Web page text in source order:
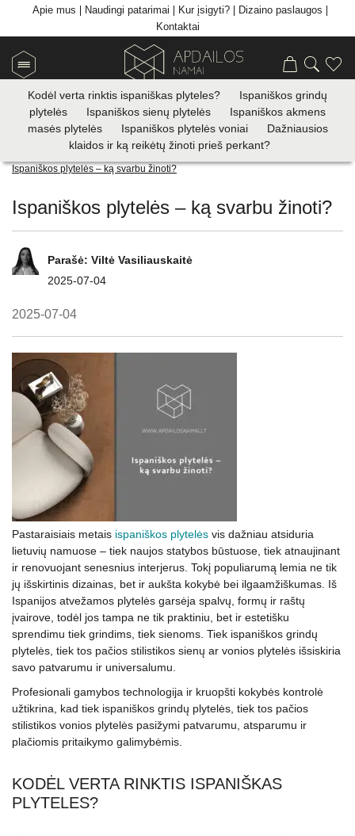
Apie mus Naudingi patarimai Kur įsigyti?
Dizaino paslaugos
Kontaktai
Apdailos plytelių prekyba> Visi patarimai >
Ispaniškos plytelės – ką svarbu žinoti?
Kodėl verta rinktis ispaniškas plyteles?
Ispaniškos grindų
plytelės
Ispaniškos sienų plytelės
Ispaniškos akmens
masės plytelės
Ispaniškos plytelės voniai
Dažniausios
klaidos ir ką reikėtų žinoti prieš perkant?
Ispaniškos plytelės – ką svarbu žinoti?
Parašė: Viltė Vasiliauskaitė
2025-07-04
2025-07-04
Pastaraisiais metais ispaniškos plytelės vis dažniau atsiduria
lietuvių namuose – tiek naujos statybos būstuose, tiek atnaujinant
ir renovuojant senesnius interjerus. Tokį populiarumą lemia ne tik
jų išskirtinis dizainas, bet ir aukšta kokybė bei ilgaamžiškumas. Iš
Ispanijos atvežamos plytelės garsėja spalvų, formų ir raštų
įvairove, todėl jos tampa ne tik praktiniu, bet ir estetišku
sprendimu tiek grindims, tiek sienoms. Tiek ispaniškos grindų
plytelės, tiek tos pačios stilistikos sienų ar vonios plytelės išsiskiria
savo patvarumu ir universalumu.
Profesionali gamybos technologija ir kruopšti kokybės kontrolė
užtikrina, kad tiek ispaniškos grindų plytelės, tiek tos pačios
stilistikos vonios plytelės pasižymi patvarumu, atsparumu ir
plačiomis pritaikymo galimybėmis.
KODĖL VERTA RINKTIS ISPANIŠKAS
PLYTELES?